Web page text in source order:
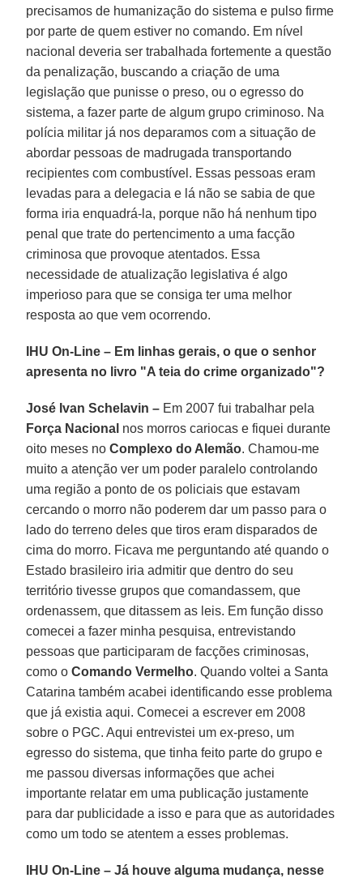
precisamos de humanização do sistema e pulso firme
por parte de quem estiver no comando. Em nível
nacional deveria ser trabalhada fortemente a questão
da penalização, buscando a criação de uma
legislação que punisse o preso, ou o egresso do
sistema, a fazer parte de algum grupo criminoso. Na
polícia militar já nos deparamos com a situação de
abordar pessoas de madrugada transportando
recipientes com combustível. Essas pessoas eram
levadas para a delegacia e lá não se sabia de que
forma iria enquadrá-la, porque não há nenhum tipo
penal que trate do pertencimento a uma facção
criminosa que provoque atentados. Essa
necessidade de atualização legislativa é algo
imperioso para que se consiga ter uma melhor
resposta ao que vem ocorrendo.
IHU On-Line– Em linhas gerais, o que o senhor
apresenta no livro "A teia do crime organizado"?
José Ivan Schelavin – Em 2007 fui trabalhar pela
Força Nacional nos morros cariocas e fiquei durante
oito meses noComplexo do Alemão. Chamou-me
muito a atenção ver um poder paralelo controlando
uma região a ponto de os policiais que estavam
cercando o morro não poderem dar um passo para o
lado do terreno deles que tiros eram disparados de
cima do morro. Ficava me perguntando até quando o
Estado brasileiro iria admitir que dentro do seu
território tivesse grupos que comandassem, que
ordenassem, que ditassem as leis. Em função disso
comecei a fazer minha pesquisa, entrevistando
pessoas que participaram de facções criminosas,
como oComando Vermelho. Quando voltei a Santa
Catarina também acabei identificando esse problema
que já existia aqui. Comecei a escrever em 2008
sobre o PGC. Aqui entrevistei um ex-preso, um
egresso do sistema, que tinha feito parte do grupo e
me passou diversas informações que achei
importante relatar em uma publicação justamente
para dar publicidade a isso e para que as autoridades
como um todo se atentem a esses problemas.
IHU On-Line – Já houve alguma mudança, nesse